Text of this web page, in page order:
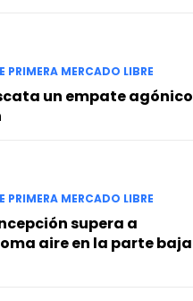
PRIMERA MERCADO LIBRE
un empate agónico
PRIMERA MERCADO LIBRE
supera a
aire en la parte baja